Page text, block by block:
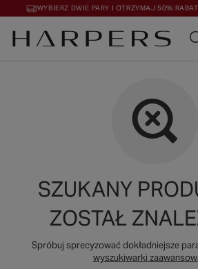
WYBIERZ DWIE PARY I OTRZYMAJ 50%
30 DNI NA ZWROT
SZUKANY
ZOSTAŁ
Spróbuj sprecyzować dokładniejsze
wyszukiwarki